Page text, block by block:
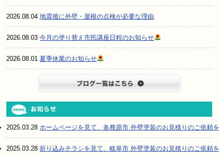
2026.08.04地震後に外壁・屋根の点検が必要な理由
2026.08.03今月の塗り替え市民講座日程のお知らせ
2026.08.01 夏季休業のお知らせ
2025.03.28ホームページを見て、各務原市 外壁塗装のお見積りのご依頼
2025.03.28折り込みチラシを見て、岐阜市 外壁塗装のお見積りのご依頼